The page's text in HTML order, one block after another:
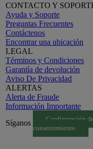
CONTACTO Y
Ayuda y Soporte
Preguntas Frecuentes
Contáctenos
Encontrar una ubicación
LEGAL
Términos y Condiciones
Garantía de devolución
Aviso De Privacidad
ALERTAS
Alerta de Fraude
Información Importante
Síganos
Configuración de
consentimiento